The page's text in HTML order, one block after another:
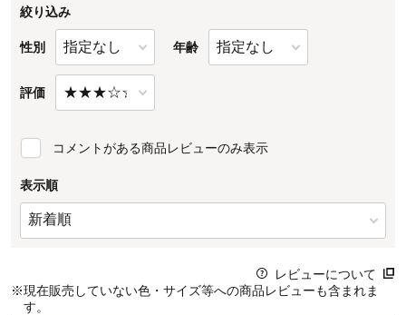
絞り込み
性別 年齢
評価
コメントがある商品レビューのみ表示
表示順
レビューについて
※現在販売していない色・サイズ等への商品レビューも含まれま
す。